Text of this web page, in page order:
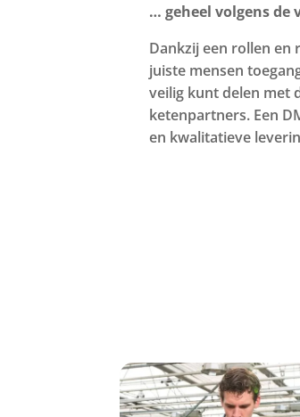
… geheel volgens de
Dankzij een rollen en
juiste mensen
veilig kunt delen met
ketenpartners. Een
en kwalitatieve